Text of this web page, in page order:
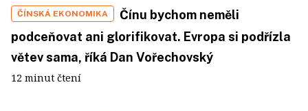
ČÍNSKÁ EKONOMIKA
Čínu bychom neměli
podceňovat ani glorifikovat. Evropa si podřízla
větev sama, říká Dan Vořechovský
12 minut čtení